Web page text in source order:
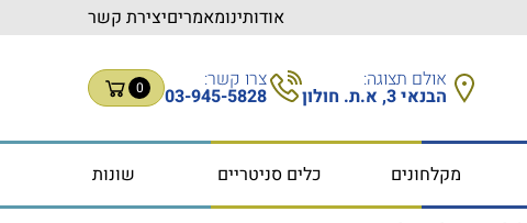
אודותינומאמריםיצירת קשר
אולם תצוגה:
הבנאי 3, א.ת. חולון
צרו קשר:
03-945-5828
0
מקלחונים כלים סניטריים שונות